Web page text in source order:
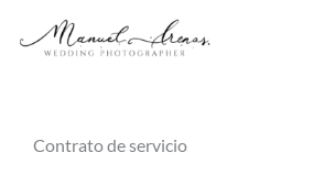
Contrato de servicio